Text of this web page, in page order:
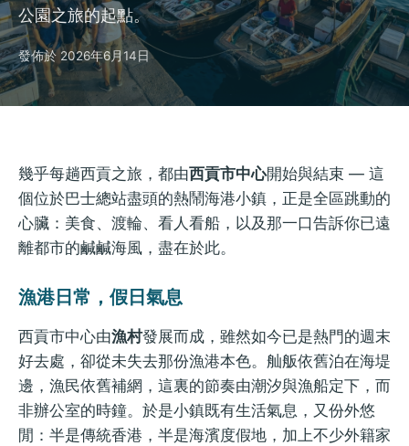
公園之旅的起點。
發佈於 2026年6月14日
幾乎每趟西貢之旅，都由西貢市中心開始與結束 — 這
個位於巴士總站盡頭的熱鬧海港小鎮，正是全區跳動的
心臟：美食、渡輪、看人看船，以及那一口告訴你已遠
離都市的鹹鹹海風，盡在於此。
漁港日常，假日氣息
西貢市中心由漁村發展而成，雖然如今已是熱門的週末
好去處，卻從未失去那份漁港本色。舢舨依舊泊在海堤
邊，漁民依舊補網，這裏的節奏由潮汐與漁船定下，而
非辦公室的時鐘。於是小鎮既有生活氣息，又份外悠
閒：半是傳統香港，半是海濱度假地，加上不少外籍家